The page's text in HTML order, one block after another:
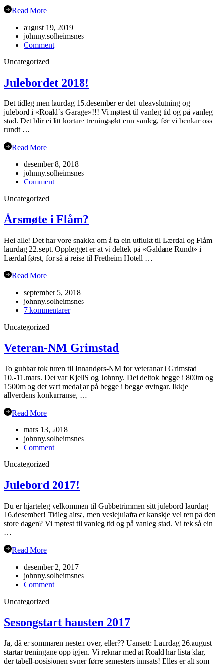
Read More
august 19, 2019
johnny.solheimsnes
Commenton
Uncategorized
Julebordet 2018!
Det tidleg men laurdag 15.desember er det juleavslutning og
julebord i «Roald`s Garage»!!! Vi møtest til vanleg tid og på vanleg
stad. Det blir ei litt kortare treningsøkt enn vanleg, før vi benkar oss
rundt …
Read More
desember 8, 2018
johnny.solheimsnes
Commenton
Uncategorized
Årsmøte i Flåm?
Hei alle! Det har vore snakka om å ta ein utflukt til Lærdal og Flåm
laurdag 22.sept. Opplegget er at vi deltek på «Galdane Rundt» i
Lærdal først, for så å reise til Fretheim Hotell …
Read More
september 5, 2018
johnny.solheimsnes
7 kommentarertil
Uncategorized
Veteran-NM Grimstad
To gubbar tok turen til Innandørs-NM for veteranar i Grimstad
10.-11.mars. Det var KjellS og Johnny. Dei deltok begge i 800m og
1500m og det vart medaljar på begge i begge øvingar. Ikkje
allverdens konkurranse, …
Read More
mars 13, 2018
johnny.solheimsnes
Commenton
Uncategorized
Julebord 2017!
Du er hjarteleg velkommen til Gubbetrimmen sitt julebord laurdag
16.desember! Tidleg altså, men veslejulafta er kanskje vel tett på den
store dagen? Vi møtest til vanleg tid og på vanleg stad. Vi tek så ein
…
Read More
desember 2, 2017
johnny.solheimsnes
Commenton
Uncategorized
Sesongstart hausten 2017
Ja, då er sommaren nesten over, eller?? Uansett: Laurdag 26.august
startar treningane opp igjen. Vi reknar med at Roald har lista klar,
der tabell-posisjonen syner førre semesters innsats! Elles er alt som